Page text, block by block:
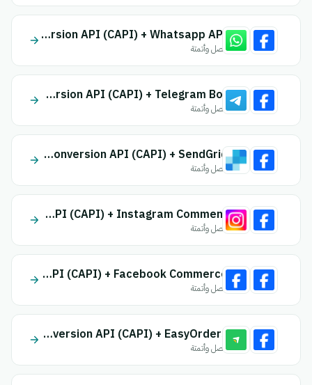
Facebook Conversion API (CAPI) + Whatsapp API
اتصل وأتمتة
Facebook Conversion API (CAPI) + Telegram Bot
اتصل وأتمتة
Facebook Conversion API (CAPI) + SendGrid
اتصل وأتمتة
Facebook Conversion API (CAPI) + Instagram Comment
اتصل وأتمتة
Facebook Conversion API (CAPI) + Facebook Commerce
اتصل وأتمتة
Facebook Conversion API (CAPI) + EasyOrders
اتصل وأتمتة